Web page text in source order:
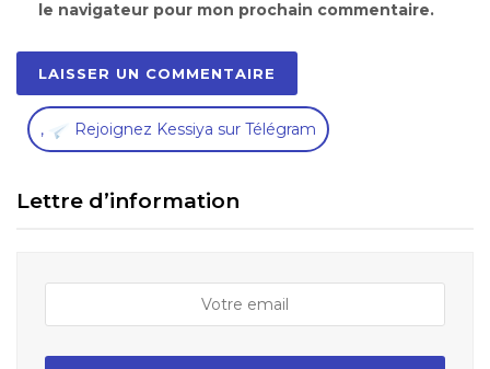
le navigateur pour mon prochain commentaire.
, Rejoignez Kessiya sur Télégram
Lettre d’information